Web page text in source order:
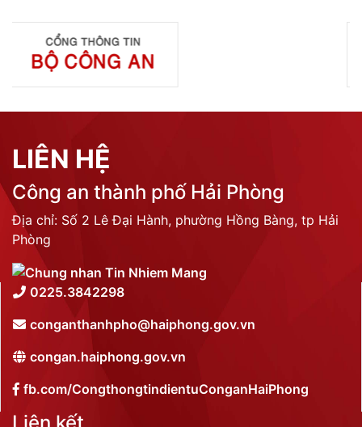
LIÊN HỆ
Công an thành phố Hải Phòng
Địa chỉ: Số 2 Lê Đại Hành, phường Hồng Bàng, tp Hải
Phòng
0225.3842298
conganthanhpho@haiphong.gov.vn
congan.haiphong.gov.vn
fb.com/CongthongtindientuConganHaiPhong